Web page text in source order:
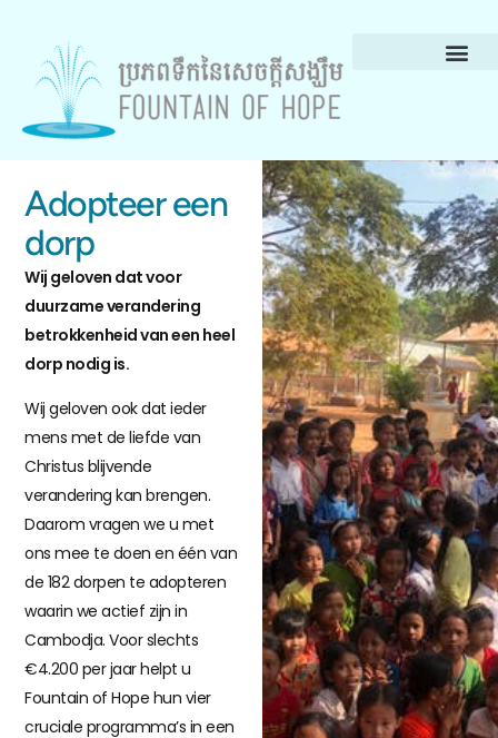
Adopteer een
dorp
Wij geloven dat voor
duurzame verandering
betrokkenheid van een heel
dorp nodig is.
Wij geloven ook dat ieder
mens met de liefde van
Christus blijvende
verandering kan brengen.
Daarom vragen we u met
ons mee te doen en één van
de 182 dorpen te adopteren
waarin we actief zijn in
Cambodja. Voor slechts
€4.200 per jaar helpt u
Fountain of Hope hun vier
cruciale programma’s in een